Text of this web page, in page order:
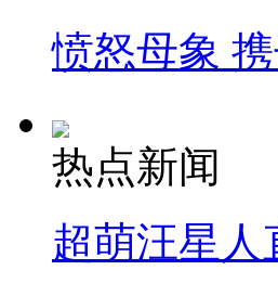
愤怒母象
热点新闻
超萌汪星人